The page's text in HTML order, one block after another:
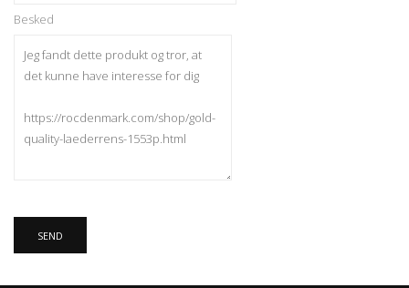
Besked